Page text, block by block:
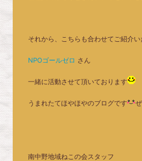
それから、こちらも合わせてご紹介い
NPOゴールゼロ さん
一緒に活動させて頂いております
うまれたてほやほやのブログです
南中野地域ねこの会スタッフ